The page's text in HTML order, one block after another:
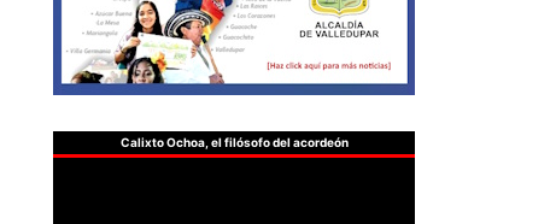
Calixto Ochoa, el filósofo del acordeón